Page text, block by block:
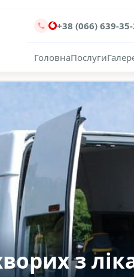
+38 (066) 639-
ГоловнаПослуги
з